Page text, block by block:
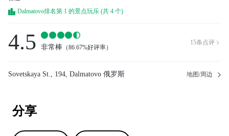
Dalmatovo排名第 1 的景点玩乐 (共 4 个)
4.5 非常棒 （86.67%好评率）
15条点评 
Sovetskaya St., 194, Dalmatovo 俄罗斯 地图/周边
分享